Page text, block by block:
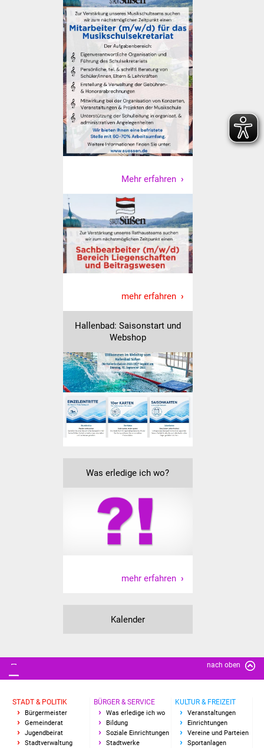
Wohnen
Bauen in Süßen
Wohnimmobilien +
Baugrundstücke
Wirtschaft
Haushalt & Infos
Wirtschaftsförderung
IKG Auen
Ausschreibungen
Öffentliche
Beschränkte
Ausschreibung
Freihändige Vergabe
Gewerbe - Selbsteintrag
Mehr erfahren
mehr erfahren
Hallenbad: Saisonstart und
Webshop
Was erledige ich wo?
mehr erfahren
Kalender
nach oben
STADT & POLITIK
Bürgermeister
Gemeinderat
Jugendbeirat
Stadtverwaltung
BÜRGER & SERVICE
Was erledige ich wo
Bildung
Soziale Einrichtungen
Stadtwerke
KULTUR & FREIZEIT
Veranstaltungen
Einrichtungen
Vereine und Parteien
Sportanlagen